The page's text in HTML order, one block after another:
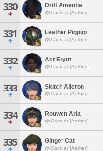
330 Drift Amentia
Cactuar [Aether]
331 Leather Pigpup
Cactuar [Aether]
332 Ast Eryut
Cactuar [Aether]
333 Skitch Aileron
Cactuar [Aether]
334 Rouwen Aria
Cactuar [Aether]
335 Ginger Cat
Cactuar [Aether]